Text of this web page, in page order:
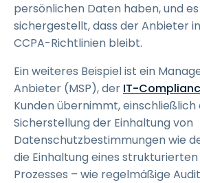
persönlichen Daten haben, und
sichergestellt, dass der Anbieter
CCPA-Richtlinien bleibt.
Ein weiteres Beispiel ist ein
Anbieter (MSP), der IT-
Kunden übernimmt, einschließlich
Sicherstellung der Einhaltung von
Datenschutzbestimmungen wie
die Einhaltung eines
Prozesses – wie regelmäßige